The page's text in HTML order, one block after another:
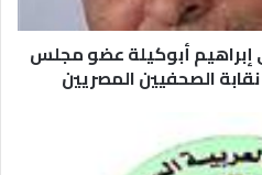
إبراهيم أبوكيلة عضو مجلس
الصحفيين المصريين